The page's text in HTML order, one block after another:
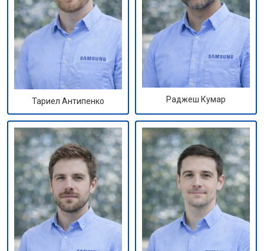
Тариел Антипенко Раджеш Кумар